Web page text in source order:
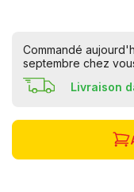
Commandé
septembre chez
Livraison